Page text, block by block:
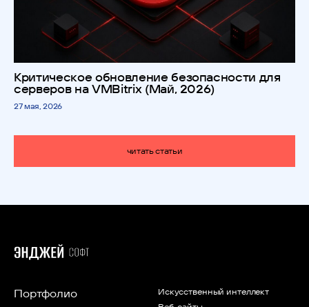
Критическое обновление безопасности для
серверов на VMBitrix (Май, 2026)
27 мая, 2026
читать статьи
Портфолио
Искусственный интеллект